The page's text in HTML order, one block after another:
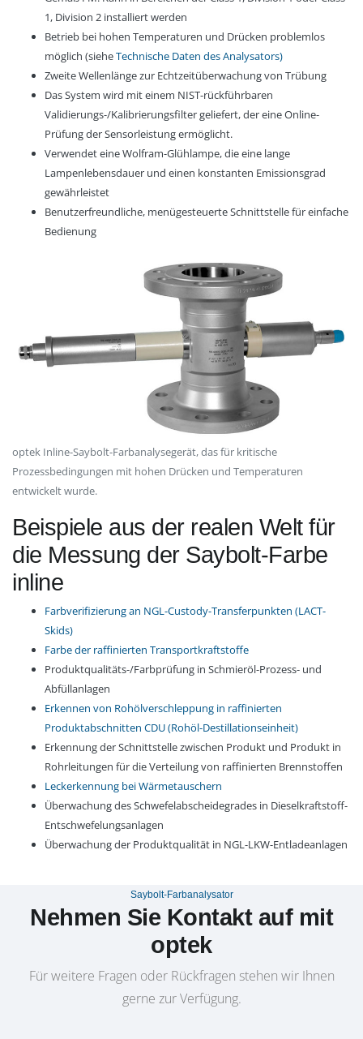
1, Division 2 installiert werden
Betrieb bei hohen Temperaturen und Drücken problemlos
möglich (sieheTechnische Daten des Analysators)
Zweite Wellenlänge zur Echtzeitüberwachung von Trübung
Das System wird mit einem NIST-rückführbaren
Validierungs-/Kalibrierungsfilter geliefert, der eine Online-
Prüfung der Sensorleistung ermöglicht.
Verwendet eine Wolfram-Glühlampe, die eine lange
Lampenlebensdauer und einen konstanten Emissionsgrad
gewährleistet
Benutzerfreundliche, menügesteuerte Schnittstelle für einfache
Bedienung
optek Inline-Saybolt-Farbanalysegerät, das für kritische
Prozessbedingungen mit hohen Drücken und Temperaturen
entwickelt wurde.
Beispiele aus der realen Welt für
die Messung der Saybolt-Farbe
inline
Farbverifizierung an NGL-Custody-Transferpunkten (LACT-
Skids)
Farbe der raffinierten Transportkraftstoffe
Produktqualitäts-/Farbprüfung in Schmieröl-Prozess- und
Abfüllanlagen
Erkennen von Rohölverschleppung in raffinierten
Produktabschnitten CDU (Rohöl-Destillationseinheit)
Erkennung der Schnittstelle zwischen Produkt und Produkt in
Rohrleitungen für die Verteilung von raffinierten Brennstoffen
Leckerkennung bei Wärmetauschern
Überwachung des Schwefelabscheidegrades in Dieselkraftstoff-
Entschwefelungsanlagen
Überwachung der Produktqualität in NGL-LKW-Entladeanlagen
Saybolt-Farbanalysator
Nehmen Sie Kontakt auf mit
optek
Für weitere Fragen oder Rückfragen stehen wir Ihnen
gerne zur Verfügung.